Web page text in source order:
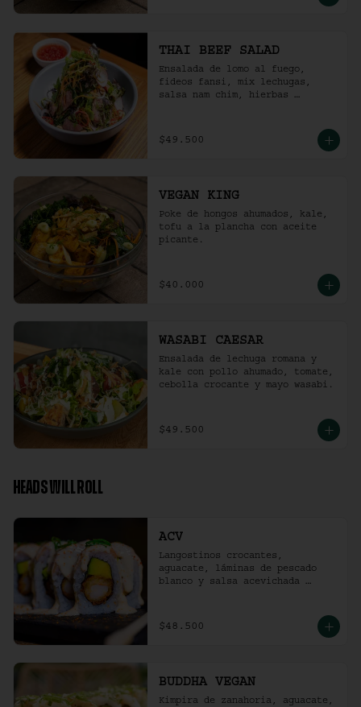
THAI BEEF SALAD
Ensalada de lomo al fuego,
fideos fansi, mix lechugas,
salsa nam chim, hierbas
tostado.
$49.500
VEGAN KING
Poke de hongos ahumados, kale,
tofu a la plancha con aceite
picante.
$40.000
WASABI CAESAR
Ensalada de lechuga romana y
kale con pollo ahumado, tomate,
cebolla crocante y mayo wasabi.
$49.500
HEADS WILL ROLL
ACV
Langostinos crocantes,
aguacate, láminas de pescado
blanco y salsa acevichada
$48.500
BUDDHA VEGAN
Kimpira de zanahoria, aguacate,